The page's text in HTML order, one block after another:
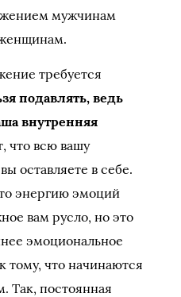
мужчинам
требуется
подавлять, ведь
внутренняя
что всю вашу
оставляете в себе.
энергию эмоций
вам русло, но это
эмоциональное
тому, что начинаются
Так, постоянная